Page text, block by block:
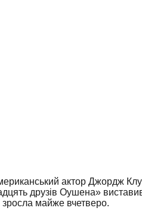
актор Джордж
друзів Оушена»
зросла майже вчетверо.